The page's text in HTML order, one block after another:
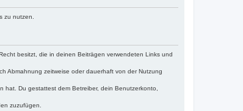
zu nutzen.
besitzt, die in deinen Beiträgen verwendeten Links und
Abmahnung zeitweise oder dauerhaft von der Nutzung
Du gestattest dem Betreiber, dein Benutzerkonto,
zuzufügen.